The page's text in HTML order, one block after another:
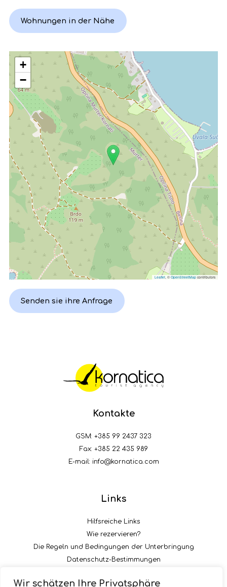
Wir schätzen Ihre Privatsphäre
Wohnungen in der Nähe
+
−
Leaflet, © OpenStreetMap contributors
Senden sie ihre Anfrage
Kontakte
GSM: +385 99 2437 323
Fax: +385 22 435 989
E-mail: info@kornatica.com
Links
Hilfsreiche Links
Wie rezervieren?
Die Regeln und Bedingungen der Unterbringung
Datenschutz-Bestimmungen